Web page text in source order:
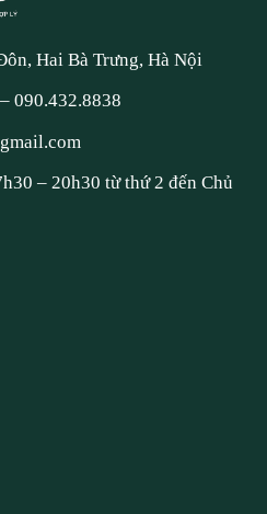
Hai Bà Trưng, Hà Nội
–090.432.8838
– 20h30 từ thứ 2 đến Chủ